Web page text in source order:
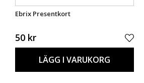
Ebrix Presentkort
50 kr
LÄGG I VARUKORG